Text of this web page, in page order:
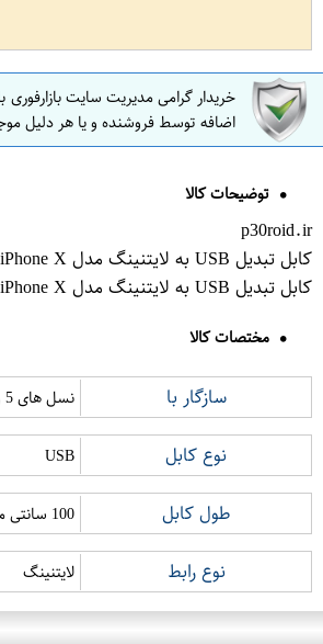
خریدار گرامی مدیریت سایت
اضافه توسط فروشنده و یا هر دلیل
توضیحات کالا
p30roid.ir
کابل تبدیل USB به لایتنینگ مدل iPhone X طول 1 متر
کابل تبدیل USB به لایتنینگ مدل iPhone X طول 1 متر
مختصات کالا
سازگار با نسل های 5 و 6 گوشی موبایل آیفون و تمام دستگاه های دارای درگاه لایتنینگ
نوع کابل USB
طول کابل 100 سانتی متر
نوع رابط لایتنینگ